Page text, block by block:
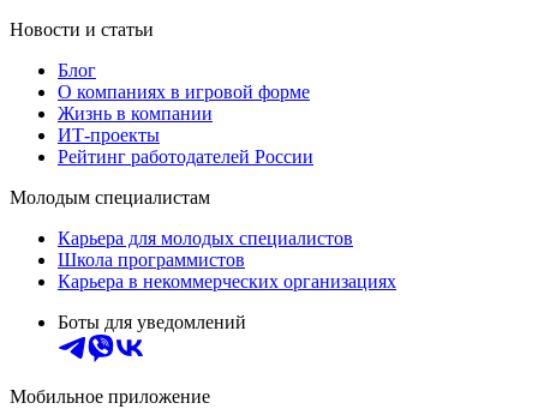
Новости и статьи
Блог
О компаниях в игровой форме
Жизнь в компании
ИТ-проекты
Рейтинг работодателей России
Молодым специалистам
Карьера для молодых специалистов
Школа программистов
Карьера в некоммерческих организациях
Боты для уведомлений
Мобильное приложение